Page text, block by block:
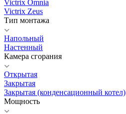
Victrix Omnia
Victrix Zeus
Тип монтажа
Напольный
Настенный
Камера сгорания
Открытая
Закрытая
Закрытая (конденсационный котел)
Мощность